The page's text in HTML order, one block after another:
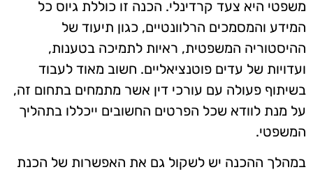
משפטי היא צעד קרדינלי. הכנה זו כוללת גיוס כל
המידע והמסמכים הרלוונטיים, כגון תיעוד של
ההיסטוריה המשפטית, ראיות לתמיכה בטענות,
ועדויות של עדים פוטנציאליים. חשוב מאוד לעבוד
בשיתוף פעולה עם עורכי דין אשר מתמחים בתחום זה,
על מנת לוודא שכל הפרטים החשובים ייכללו בתהליך
המשפטי.
במהלך ההכנה יש לשקול גם את האפשרות של הכנת